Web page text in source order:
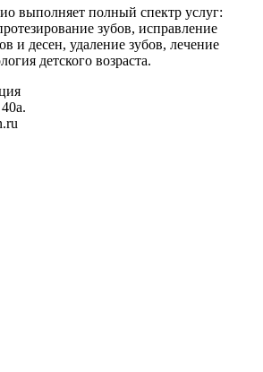
выполняет полный спектр услуг:
зубов, исправление
и десен, удаление зубов, лечение
детского возраста.